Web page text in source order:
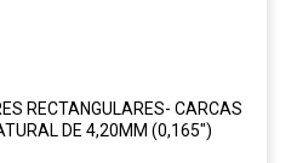
RECTANGULARES- CARCAS
DE 4,20MM (0,165")